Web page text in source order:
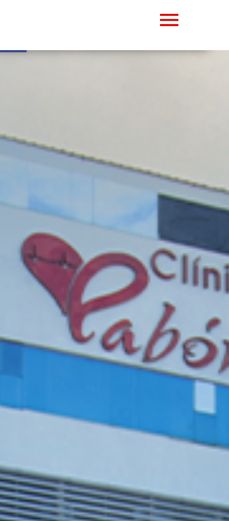
Abrir barra de herramientas